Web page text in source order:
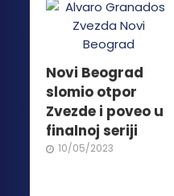
Novi Beograd
slomio otpor
Zvezde i poveo u
finalnoj seriji
10/05/2023